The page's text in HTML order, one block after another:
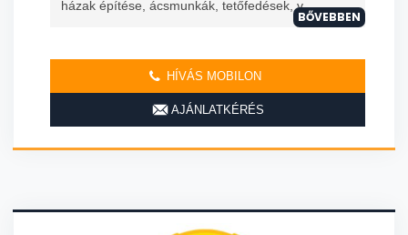
házak építése, ácsmunkák, tetőfedések, v...
BŐVEBBEN
HÍVÁS MOBILON
AJÁNLATKÉRÉS